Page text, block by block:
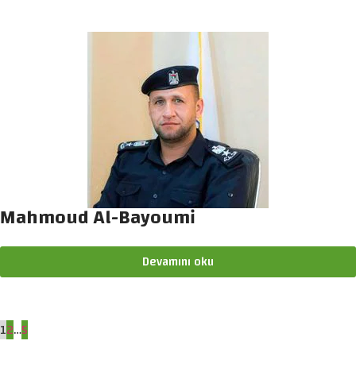
Mahmoud Al-Bayoumi
Devamını oku
12…5